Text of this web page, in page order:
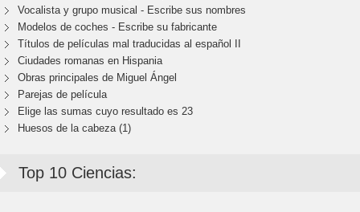
Vocalista y grupo musical - Escribe sus nombres
Modelos de coches - Escribe su fabricante
Títulos de películas mal traducidas al español II
Ciudades romanas en Hispania
Obras principales de Miguel Ángel
Parejas de película
Elige las sumas cuyo resultado es 23
Huesos de la cabeza (1)
Top 10 Ciencias: